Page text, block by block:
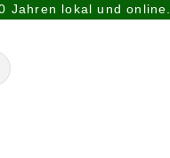
Jahren lokal und online.